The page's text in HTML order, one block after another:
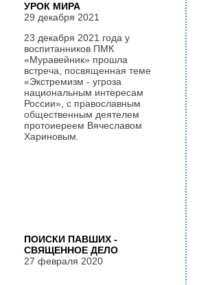
УРОК МИРА
29 декабря 2021
23 декабря 2021 года у
воспитанников ПМК
«Муравейник» прошла
встреча, посвященная теме
«Экстремизм - угроза
национальным интересам
России», с православным
общественным деятелем
протоиереем Вячеславом
Хариновым.
ПОИСКИ ПАВШИХ -
СВЯЩЕННОЕ ДЕЛО
27 февраля 2020